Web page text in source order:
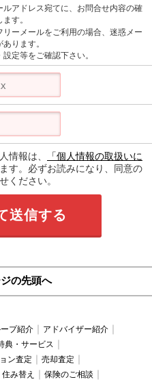
アドレス宛てに、お問合せ内容の確
す。
ーメールをご利用の場合、迷惑メー
ります。
定等をご確認下さい。
情報は、
「個人情報の取扱いに
す。必ずお読みになり、同意の
ください。
送信する
の先頭へ
プ紹介
アドバイザー紹介
典・サービス
ン査定
売却査定
住み替え
保険のご相談